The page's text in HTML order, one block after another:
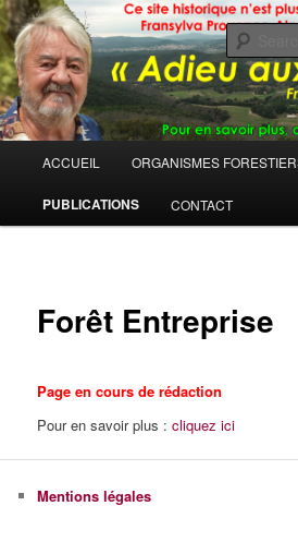
Skip
to
content
ACCUEIL ORGANISMES
PUBLICATIONS CONTACT
Forêt Entreprise
Page en cours de rédaction
Pour en savoir plus :cliquez ici
Mentions légales